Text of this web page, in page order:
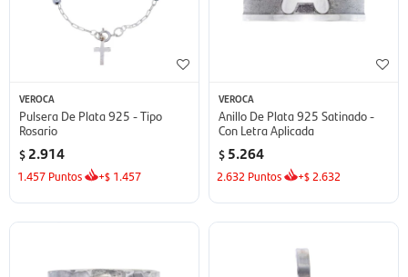
VEROCA
Pulsera De Plata 925 - Tipo
Rosario
$ 2.914
1.457 Puntos +$ 1.457
VEROCA
Anillo De Plata 925 Satinado -
Con Letra Aplicada
$ 5.264
2.632 Puntos +$ 2.632